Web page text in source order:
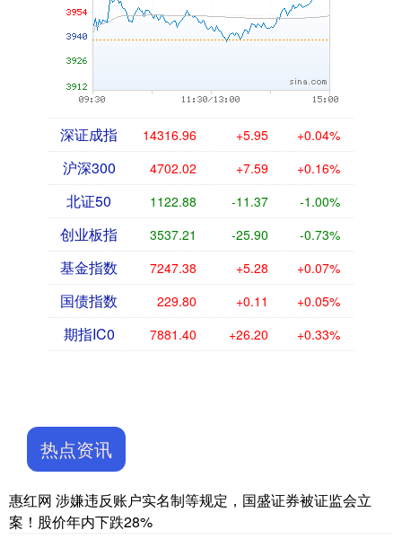
深证成指 14316.96 +5.95 +0.04%
沪深300 4702.02 +7.59 +0.16%
北证50 1122.88 -11.37 -1.00%
创业板指 3537.21 -25.90 -0.73%
基金指数 7247.38 +5.28 +0.07%
国债指数 229.80 +0.11 +0.05%
期指IC0 7881.40 +26.20 +0.33%
热点资讯
惠红网 涉嫌违反账户实名制等规定，国盛证券被证监会立
案！股价年内下跌28%